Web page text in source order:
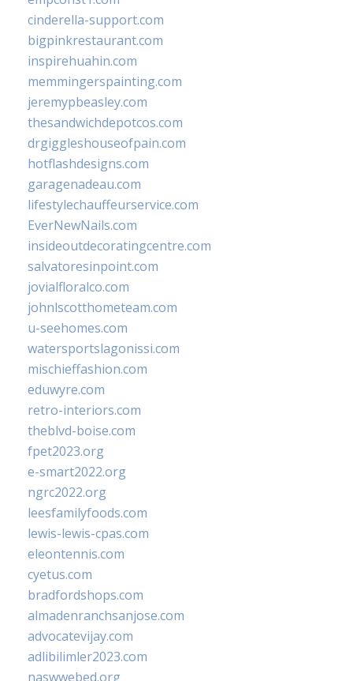
cinderella-support.com
bigpinkrestaurant.com
inspirehuahin.com
memmingerspainting.com
jeremypbeasley.com
thesandwichdepotcos.com
drgiggleshouseofpain.com
hotflashdesigns.com
garagenadeau.com
lifestylechauffeurservice.com
EverNewNails.com
insideoutdecoratingcentre.com
salvatoresinpoint.com
jovialfloralco.com
johnlscotthometeam.com
u-seehomes.com
watersportslagonissi.com
mischieffashion.com
eduwyre.com
retro-interiors.com
theblvd-boise.com
fpet2023.org
e-smart2022.org
ngrc2022.org
leesfamilyfoods.com
lewis-lewis-cpas.com
eleontennis.com
cyetus.com
bradfordshops.com
almadenranchsanjose.com
advocatevijay.com
adlibilimler2023.com
naswwebed.org